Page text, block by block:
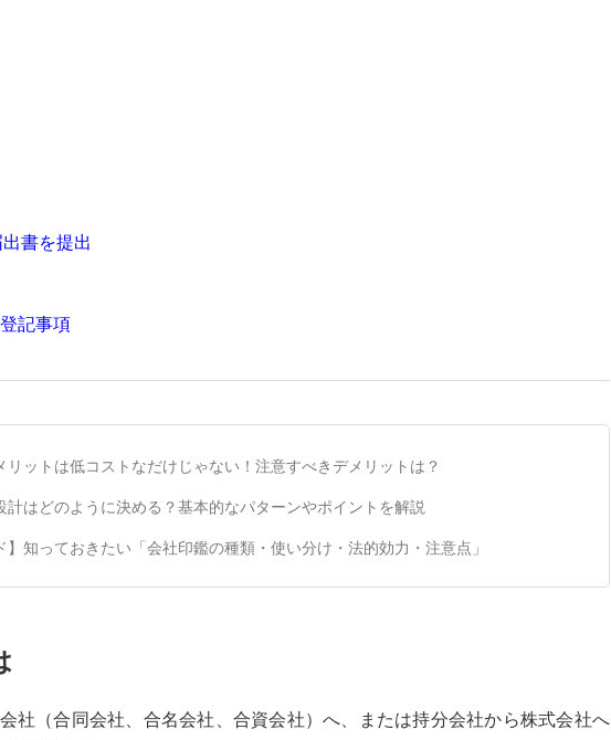
書を提出
記事項
リットは低コストなだけじゃない！注意すべきデメリットは？
計はどのように決める？基本的なパターンやポイントを解説
】知っておきたい「会社印鑑の種類・使い分け・法的効力・注意点」
社（合同会社、合名会社、合資会社）へ、または持分会社から株式会社へ